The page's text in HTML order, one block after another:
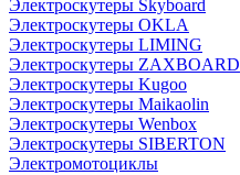
Электроскутеры Skyboard
Электроскутеры OKLA
Электроскутеры LIMING
Электроскутеры ZAXBOARD
Электроскутеры Kugoo
Электроскутеры Maikaolin
Электроскутеры Wenbox
Электроскутеры SIBERTON
Электромотоциклы